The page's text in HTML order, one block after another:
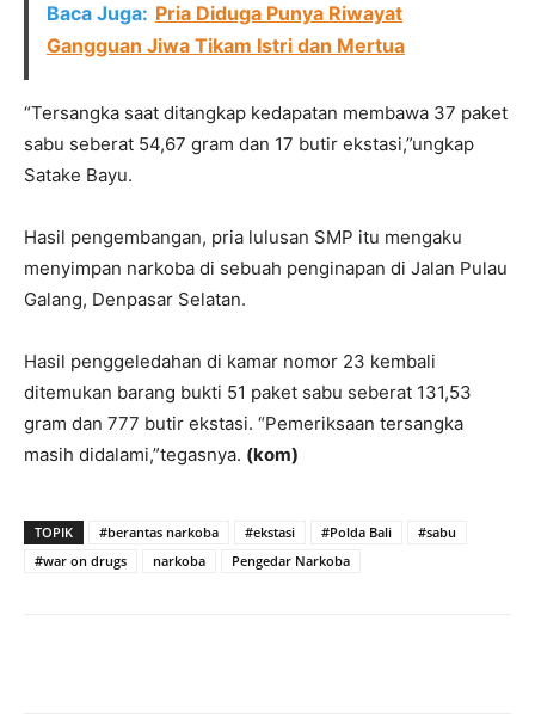
Baca Juga: Pria Diduga Punya Riwayat
Gangguan Jiwa Tikam Istri dan Mertua
“Tersangka saat ditangkap kedapatan membawa 37 paket
sabu seberat 54,67 gram dan 17 butir ekstasi,”ungkap
Satake Bayu.
Hasil pengembangan, pria lulusan SMP itu mengaku
menyimpan narkoba di sebuah penginapan di Jalan Pulau
Galang, Denpasar Selatan.
Hasil penggeledahan di kamar nomor 23 kembali
ditemukan barang bukti 51 paket sabu seberat 131,53
gram dan 777 butir ekstasi. “Pemeriksaan tersangka
masih didalami,”tegasnya. (kom)
TOPIK #berantas narkoba #ekstasi #Polda Bali
#sabu
#war on drugs
narkoba Pengedar Narkoba